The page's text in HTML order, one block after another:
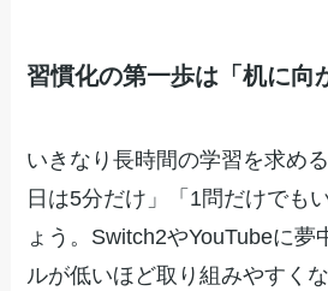
習慣化の第一歩は「机に向
いきなり長時間の学習を求め
日は5分だけ」「1問だけでも
ょう。Switch2やYouTubeに夢
ルが低いほど取り組みやすく